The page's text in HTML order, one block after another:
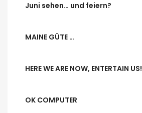
Juni sehen… und feiern?
MAINE GÜTE …
HERE WE ARE NOW, ENTERTAIN US!
OK COMPUTER